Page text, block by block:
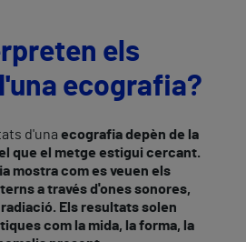
els
ecografia?
d'una ecografiadepèn de la
que el metge estigui cercant.
mostra com es veuen els
a través d'ones sonores,
Els resultats solen
com la mida, la forma, la